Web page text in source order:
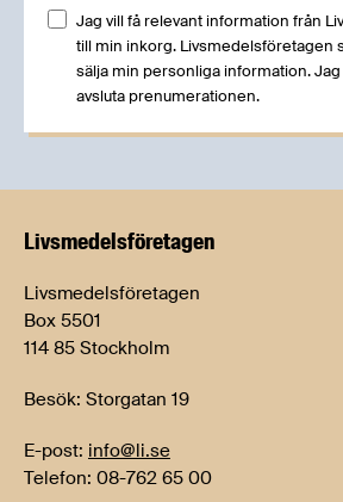
Jag vill få relevant information från
till min inkorg. Livsmedelsföretagen
sälja min personliga information.
avsluta prenumerationen.
Livsmedels­företagen
Livsmedelsföretagen
Box 5501
114 85 Stockholm
Besök: Storgatan 19
E-post: info@li.se
Telefon: 08-762 65 00